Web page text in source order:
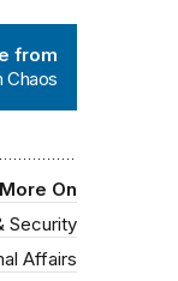
from
Chaos
More On
Security
Affairs